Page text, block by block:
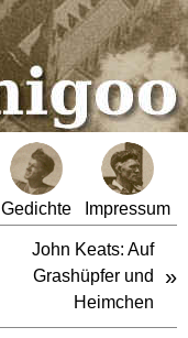
Gedichte Impressum
John Keats: Auf
Grashüpfer und
Heimchen
»